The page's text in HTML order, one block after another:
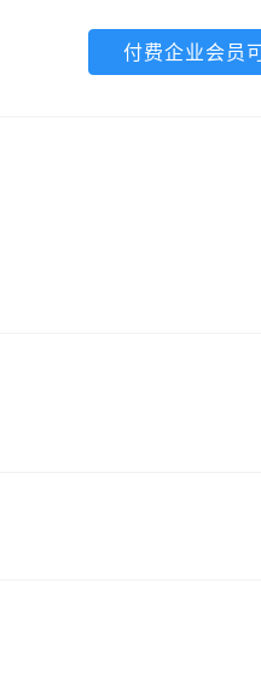
付费企业会员